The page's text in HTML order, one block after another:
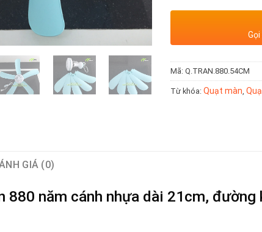
Mã: Q.TRAN.880.54CM
Từ khóa: Quạt màn
GIÁ (0)
880 năm cánh nhựa dài 21cm, đường